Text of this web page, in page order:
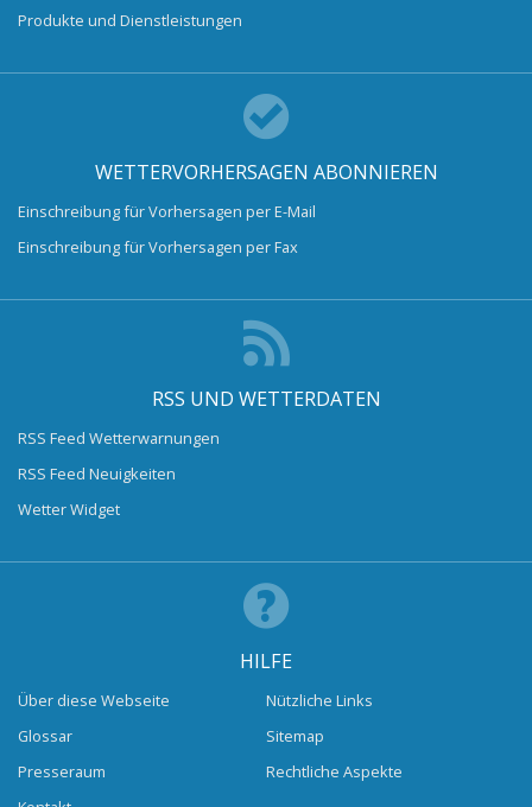
Produkte und Dienstleistungen
WETTERVORHERSAGEN ABONNIEREN
Einschreibung für Vorhersagen per E-Mail
Einschreibung für Vorhersagen per Fax
RSS UND WETTERDATEN
RSS Feed Wetterwarnungen
RSS Feed Neuigkeiten
Wetter Widget
HILFE
Über diese Webseite
Glossar
Presseraum
Nützliche Links
Sitemap
Rechtliche Aspekte